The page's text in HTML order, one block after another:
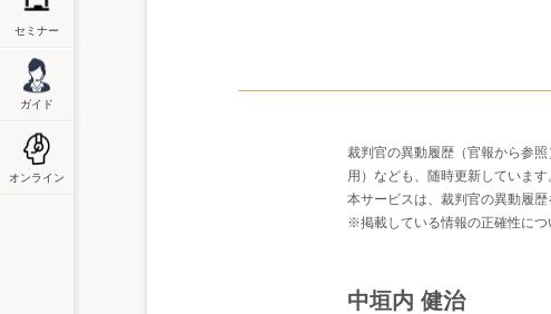
セミナー
ガイド
オンライン
裁判官の異動履歴（官報から参
用）なども、随時更新しています
本サービスは、裁判官の異動履
※掲載している情報の正確性につ
中垣内 健治